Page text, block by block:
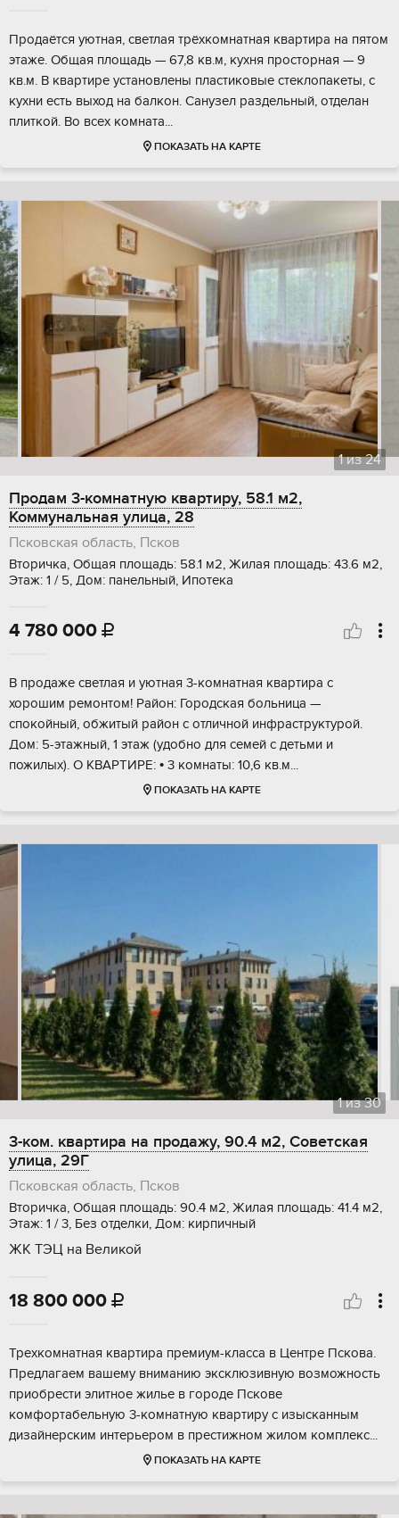
Продаётся уютная, светлая трёхкомнатная квартира на пятом
этаже. Общая площадь — 67,8 кв.м, кухня просторная — 9
кв.м. В квартире установлены пластиковые стеклопакеты, с
кухни есть выход на балкон. Санузел раздельный, отделан
плиткой. Во всех комната...
ПОКАЗАТЬ НА КАРТЕ
1из24
Продам 3-комнатную квартиру, 58.1 м2,
Коммунальная улица, 28
Псковская область, Псков
Вторичка, Общая площадь: 58.1 м2, Жилая площадь: 43.6 м2,
Этаж: 1 / 5, Дом: панельный, Ипотека
4 780 000 
В продаже светлая и уютная 3-комнатная квартира с
хорошим ремонтом! Район: Городская больница —
спокойный, обжитый район с отличной инфраструктурой.
Дом: 5-этажный, 1 этаж (удобно для семей с детьми и
пожилых). О КВАРТИРЕ: • 3 комнаты: 10,6 кв.м...
ПОКАЗАТЬ НА КАРТЕ
1из30
3-ком. квартира на продажу, 90.4 м2, Советская
улица, 29Г
Псковская область, Псков
Вторичка, Общая площадь: 90.4 м2, Жилая площадь: 41.4 м2,
Этаж: 1 / 3, Без отделки, Дом: кирпичный
ЖК ТЭЦ на Великой
18 800 000 
Трехкомнатная квартира премиум-класса в Центре Пскова.
Предлагаем вашему вниманию эксклюзивную возможность
приобрести элитное жилье в городе Пскове
комфортабельную 3-комнатную квартиру с изысканным
дизайнерским интерьером в престижном жилом комплекс...
ПОКАЗАТЬ НА КАРТЕ